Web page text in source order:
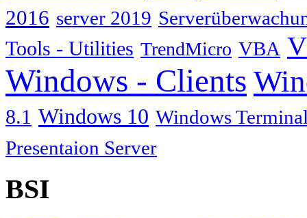
2016 server 2019
Tools - Utilities TrendMicro VBA
Windows - Clients
8.1 Windows 10 Windows
Presentaion Server
BSI